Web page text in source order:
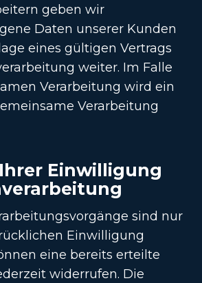
geben wir
Daten unserer Kunden
eines gültigen Vertrags
weiter. Im Falle
Verarbeitung wird ein
Verarbeitung
Einwilligung
sind nur
Einwilligung
eine bereits erteilte
widerrufen. Die